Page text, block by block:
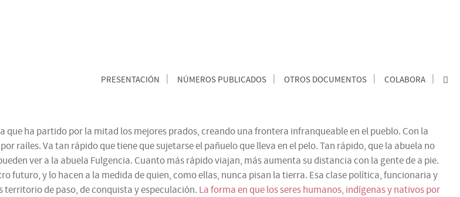
PRESENTACIÓN NÚMEROS PUBLICADOS OTROS DOCUMENTOS COLABORA
ha partido por la mitad los mejores prados, creando una frontera infranqueable en el pueblo. Con la
raíles. Va tan rápido que tiene que sujetarse el pañuelo que lleva en el pelo. Tan rápido, que la abuela no
ver a la abuela Fulgencia. Cuanto más rápido viajan, más aumenta su distancia con la gente de a pie.
futuro, y lo hacen a la medida de quien, como ellas, nunca pisan la tierra. Esa clase política, funcionaria y
de paso, de conquista y especulación. La forma en que los seres humanos, indígenas y nativos por